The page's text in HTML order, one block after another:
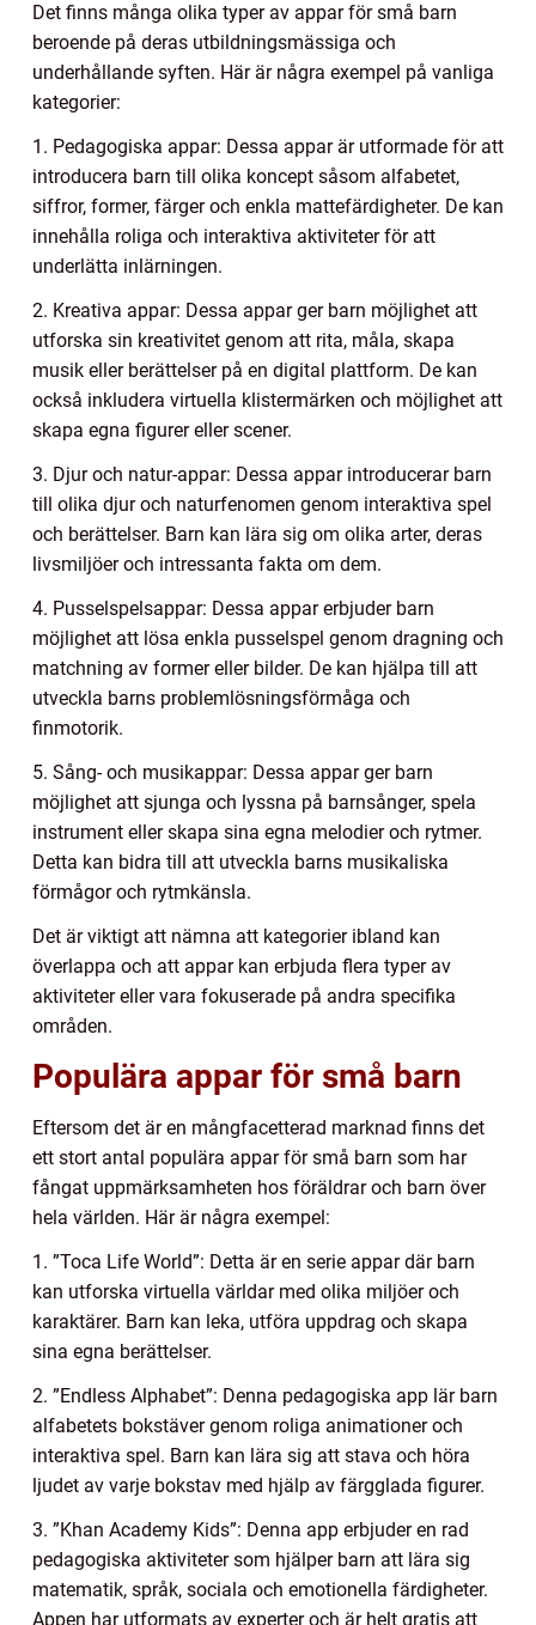
Det finns många olika typer av appar för små barn
beroende på deras utbildningsmässiga och
underhållande syften. Här är några exempel på vanliga
kategorier:
1. Pedagogiska appar: Dessa appar är utformade för att
introducera barn till olika koncept såsom alfabetet,
siffror, former, färger och enkla mattefärdigheter. De kan
innehålla roliga och interaktiva aktiviteter för att
underlätta inlärningen.
2. Kreativa appar: Dessa appar ger barn möjlighet att
utforska sin kreativitet genom att rita, måla, skapa
musik eller berättelser på en digital plattform. De kan
också inkludera virtuella klistermärken och möjlighet att
skapa egna figurer eller scener.
3. Djur och natur-appar: Dessa appar introducerar barn
till olika djur och naturfenomen genom interaktiva spel
och berättelser. Barn kan lära sig om olika arter, deras
livsmiljöer och intressanta fakta om dem.
4. Pusselspelsappar: Dessa appar erbjuder barn
möjlighet att lösa enkla pusselspel genom dragning och
matchning av former eller bilder. De kan hjälpa till att
utveckla barns problemlösningsförmåga och
finmotorik.
5. Sång- och musikappar: Dessa appar ger barn
möjlighet att sjunga och lyssna på barnsånger, spela
instrument eller skapa sina egna melodier och rytmer.
Detta kan bidra till att utveckla barns musikaliska
förmågor och rytmkänsla.
Det är viktigt att nämna att kategorier ibland kan
överlappa och att appar kan erbjuda flera typer av
aktiviteter eller vara fokuserade på andra specifika
områden.
Populära appar för små barn
Eftersom det är en mångfacetterad marknad finns det
ett stort antal populära appar för små barn som har
fångat uppmärksamheten hos föräldrar och barn över
hela världen. Här är några exempel:
1. ”Toca Life World”: Detta är en serie appar där barn
kan utforska virtuella världar med olika miljöer och
karaktärer. Barn kan leka, utföra uppdrag och skapa
sina egna berättelser.
2. ”Endless Alphabet”: Denna pedagogiska app lär barn
alfabetets bokstäver genom roliga animationer och
interaktiva spel. Barn kan lära sig att stava och höra
ljudet av varje bokstav med hjälp av färgglada figurer.
3. ”Khan Academy Kids”: Denna app erbjuder en rad
pedagogiska aktiviteter som hjälper barn att lära sig
matematik, språk, sociala och emotionella färdigheter.
Appen har utformats av experter och är helt gratis att